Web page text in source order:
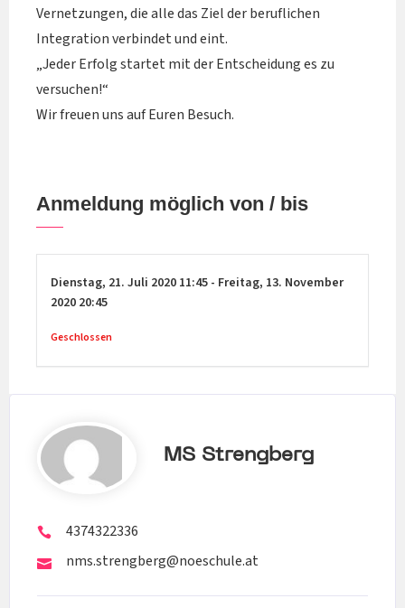
Vernetzungen, die alle das Ziel der beruflichen
Integration verbindet und eint.
„Jeder Erfolg startet mit der Entscheidung es zu
versuchen!“
Wir freuen uns auf Euren Besuch.
Anmeldung möglich von / bis
Dienstag, 21. Juli 2020 11:45 - Freitag, 13. November
2020 20:45
Geschlossen
MS Strengberg
4374322336
nms.strengberg@noeschule.at